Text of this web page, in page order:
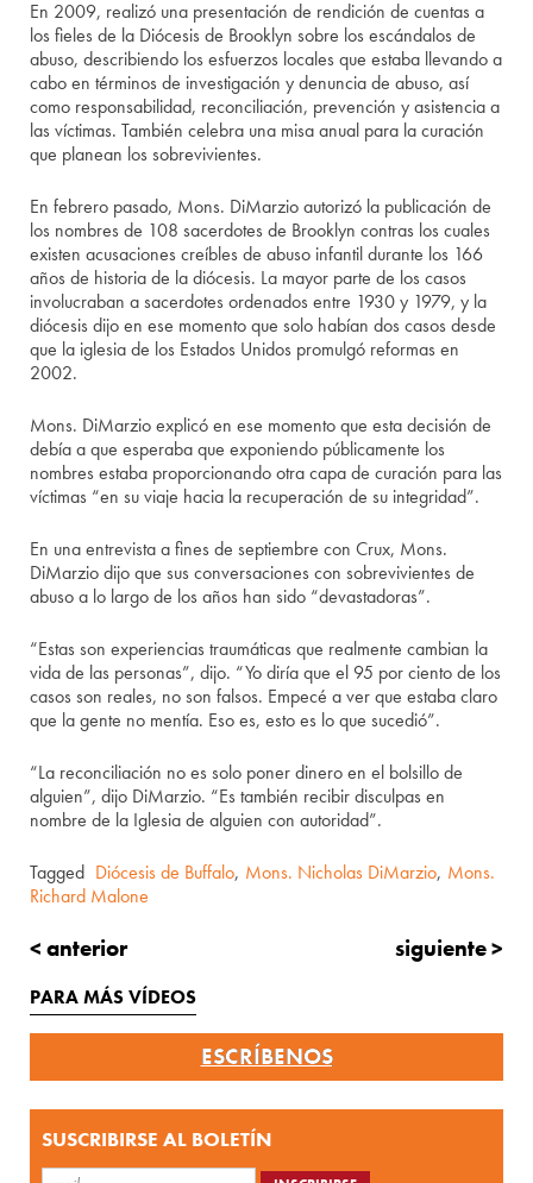
En 2009, realizó una presentación de rendición de cuentas a
los fieles de la Diócesis de Brooklyn sobre los escándalos de
abuso, describiendo los esfuerzos locales que estaba llevando a
cabo en términos de investigación y denuncia de abuso, así
como responsabilidad, reconciliación, prevención y asistencia a
las víctimas. También celebra una misa anual para la curación
que planean los sobrevivientes.
En febrero pasado, Mons. DiMarzio autorizó la publicación de
los nombres de 108 sacerdotes de Brooklyn contras los cuales
existen acusaciones creíbles de abuso infantil durante los 166
años de historia de la diócesis. La mayor parte de los casos
involucraban a sacerdotes ordenados entre 1930 y 1979, y la
diócesis dijo en ese momento que solo habían dos casos desde
que la iglesia de los Estados Unidos promulgó reformas en
2002.
Mons. DiMarzio explicó en ese momento que esta decisión de
debía a que esperaba que exponiendo públicamente los
nombres estaba proporcionando otra capa de curación para las
víctimas “en su viaje hacia la recuperación de su integridad”.
En una entrevista a fines de septiembre con Crux, Mons.
DiMarzio dijo que sus conversaciones con sobrevivientes de
abuso a lo largo de los años han sido “devastadoras”.
“Estas son experiencias traumáticas que realmente cambian la
vida de las personas”, dijo. “Yo diría que el 95 por ciento de los
casos son reales, no son falsos. Empecé a ver que estaba claro
que la gente no mentía. Eso es, esto es lo que sucedió”.
“La reconciliación no es solo poner dinero en el bolsillo de
alguien”, dijo DiMarzio. “Es también recibir disculpas en
nombre de la Iglesia de alguien con autoridad”.
Tagged Diócesis de Buffalo, Mons. Nicholas DiMarzio, Mons.
Richard Malone
< anterior siguiente >
PARA MÁS VÍDEOS
ESCRÍBENOS
SUSCRIBIRSE AL BOLETÍN